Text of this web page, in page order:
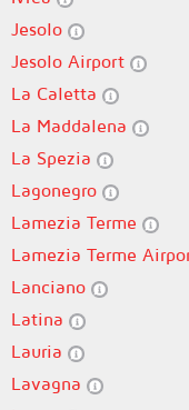
Jesolo
Jesolo Airport
La Caletta
La Maddalena
La Spezia
Lagonegro
Lamezia Terme
Lamezia Terme
Lanciano
Latina
Lauria
Lavagna